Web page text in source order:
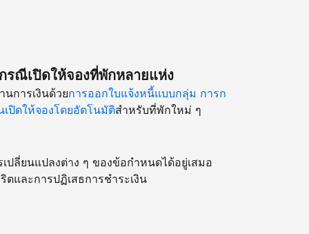
รณีเปิดให้จองที่พักหลายแห่ง
นการเงินด้วยการออกใบแจ้งหนี้แบบกลุ่ม การก
เปิดให้จองโดยอัตโนมัติสำหรับที่พักใหม่ ๆ
ปลี่ยนแปลงต่าง ๆ ของข้อกำหนดได้อยู่เสมอ
ตและการปฏิเสธการชำระเงิน